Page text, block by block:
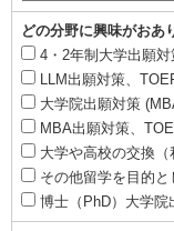
どの分野に興味がおあ
4・2年制大学出願
LLM出願対策、
大学院出願対策
MBA出願対策、
大学や高校の交換
その他留学を目的
博士（PhD）大学